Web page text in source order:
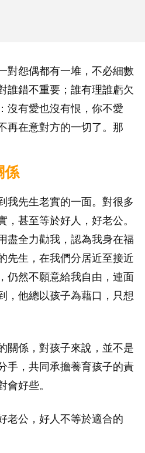
對怨偶都有一堆，不必細數
誰錯不重要；誰有理誰虧欠
沒有愛也沒有恨，你不愛
再在意對方的一切了。那
係
我先生老實的一面。對很多
，甚至等於好人，好老公。
盡全力勸我，認為我身在福
先生，在我們分居近至接近
仍然不願意給我自由，連面
，他總以孩子為藉口，只想
關係，對孩子來說，並不是
手，共同承擔養育孩子的責
會好些。
老公，好人不等於適合的